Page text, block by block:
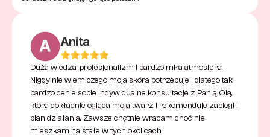
Anita
Duża wiedza, profesjonalizm i bardzo miła atmosfera.
Nigdy nie wiem czego moja skóra potrzebuje i dlatego tak
bardzo cenie sobie indywidualne konsultacje z Panią Olą,
która dokładnie ogląda moją twarz i rekomenduje zabiegi i
plan działania. Zawsze chętnie wracam choć nie
mieszkam na stałe w tych okolicach.